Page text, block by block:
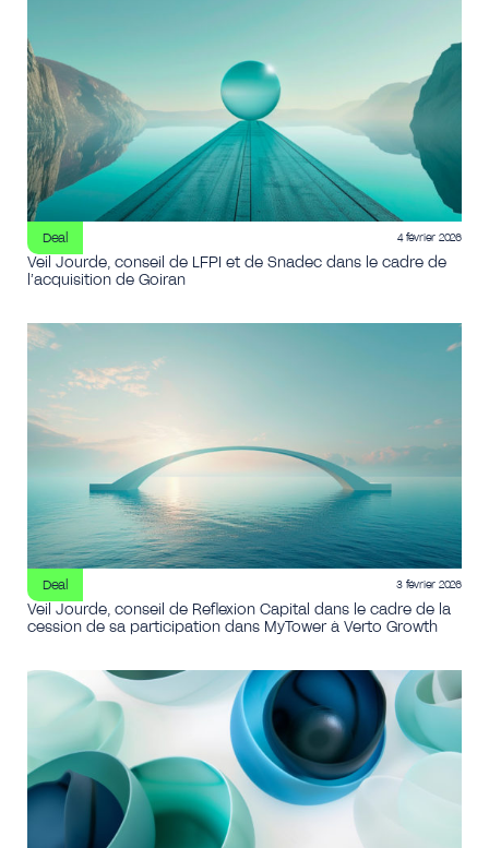
Deal 4 février 2026
Veil Jourde, conseil de LFPI et de Snadec dans le cadre de
l’acquisition de Goiran
Deal 3 février 2026
Veil Jourde, conseil de Reflexion Capital dans le cadre de la
cession de sa participation dans MyTower à Verto Growth